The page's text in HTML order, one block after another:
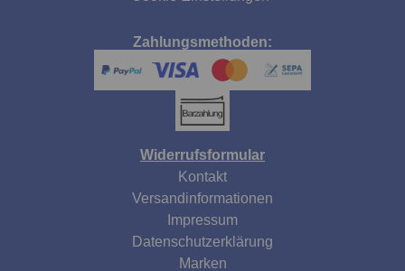
Zahlungsmethoden:
Widerrufsformular
Kontakt
Versandinformationen
Impressum
Datenschutzerklärung
Marken